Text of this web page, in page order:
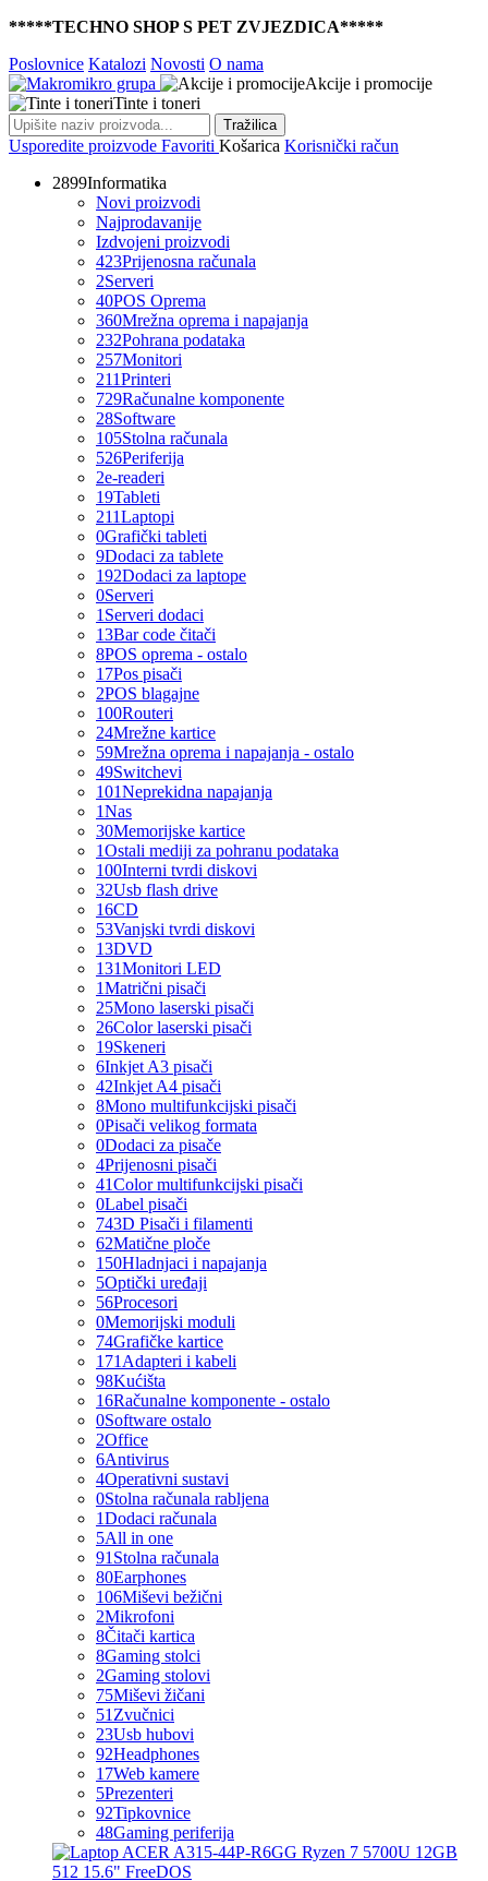
*****TECHNO SHOP S PET ZVJEZDICA*****
Poslovnice Katalozi Novosti O nama
Akcije i promocije
Tinte i toneri
Tražilica
Usporedite proizvode Favoriti Košarica Korisnički račun
2899Informatika
Novi proizvodi
Najprodavanije
Izdvojeni proizvodi
423Prijenosna računala
2Serveri
40POS Oprema
360Mrežna oprema i napajanja
232Pohrana podataka
257Monitori
211Printeri
729Računalne komponente
28Software
105Stolna računala
526Periferija
2e-readeri
19Tableti
211Laptopi
0Grafički tableti
9Dodaci za tablete
192Dodaci za laptope
0Serveri
1 Serveri dodaci
13Bar code čitači
8POS oprema - ostalo
17Pos pisači
2POS blagajne
100Routeri
24Mrežne kartice
59Mrežna oprema i napajanja - ostalo
49Switchevi
101Neprekidna napajanja
1Nas
30Memorijske kartice
1Ostali mediji za pohranu podataka
100Interni tvrdi diskovi
32Usb flash drive
16CD
53Vanjski tvrdi diskovi
13DVD
131Monitori LED
1Matrični pisači
25Mono laserski pisači
26Color laserski pisači
19Skeneri
6Inkjet A3 pisači
42Inkjet A4 pisači
8Mono multifunkcijski pisači
0Pisači velikog formata
0Dodaci za pisače
4Prijenosni pisači
41Color multifunkcijski pisači
0Label pisači
743D Pisači i filamenti
62Matične ploče
150Hladnjaci i napajanja
5Optički uređaji
56Procesori
0Memorijski moduli
74Grafičke kartice
171 Adapteri i kabeli
98Kućišta
16Računalne komponente - ostalo
0Software ostalo
2Office
6Antivirus
4Operativni sustavi
0Stolna računala rabljena
1Dodaci računala
5All in one
91 Stolna računala
80Earphones
106Miševi bežični
2Mikrofoni
8Čitači kartica
8Gaming stolci
2Gaming stolovi
75Miševi žičani
51 Zvučnici
23Usb hubovi
92Headphones
17Web kamere
5Prezenteri
92Tipkovnice
48Gaming periferija